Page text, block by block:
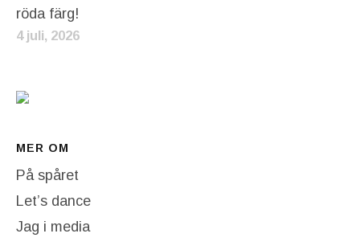
röda färg!
4 juli, 2026
MER OM
På spåret
Let’s dance
Jag i media